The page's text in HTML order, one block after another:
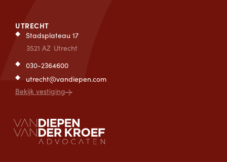
UTRECHT
Stadsplateau 17
3521 AZ Utrecht
030-2364600
utrecht@vandiepen.com
Bekijk vestiging